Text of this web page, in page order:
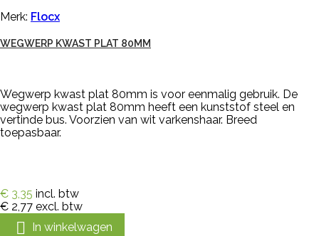
Merk: Flocx
WEGWERP KWAST PLAT 80MM
Wegwerp kwast plat 80mm is voor eenmalig gebruik. De
wegwerp kwast plat 80mm heeft een kunststof steel en
vertinde bus. Voorzien van wit varkenshaar. Breed
toepasbaar.
€ 3,35 incl. btw
€ 2,77 excl. btw
 In winkelwagen